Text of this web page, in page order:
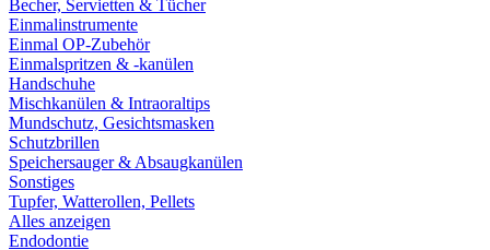
Becher, Servietten & Tücher
Einmalinstrumente
Einmal OP-Zubehör
Einmalspritzen & -kanülen
Handschuhe
Mischkanülen & Intraoraltips
Mundschutz, Gesichtsmasken
Schutzbrillen
Speichersauger & Absaugkanülen
Sonstiges
Tupfer, Watterollen, Pellets
Alles anzeigen
Endodontie